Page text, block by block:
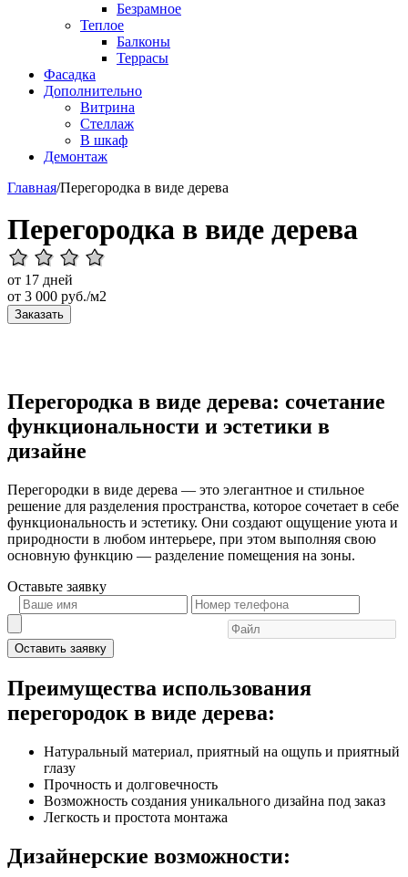
Безрамное
Теплое
Балконы
Террасы
Фасадка
Дополнительно
Витрина
Стеллаж
В шкаф
Демонтаж
Главная/Перегородка в виде дерева
Перегородка в виде дерева
от 17 дней
от 3 000 руб./м2
Заказать
Перегородка в виде дерева: сочетание
функциональности и эстетики в
дизайне
Перегородки в виде дерева — это элегантное и стильное
решение для разделения пространства, которое сочетает в себе
функциональность и эстетику. Они создают ощущение уюта и
природности в любом интерьере, при этом выполняя свою
основную функцию — разделение помещения на зоны.
Оставьте заявку
Оставить заявку
Преимущества использования
перегородок в виде дерева:
Натуральный материал, приятный на ощупь и приятный
глазу
Прочность и долговечность
Возможность создания уникального дизайна под заказ
Легкость и простота монтажа
Дизайнерские возможности: